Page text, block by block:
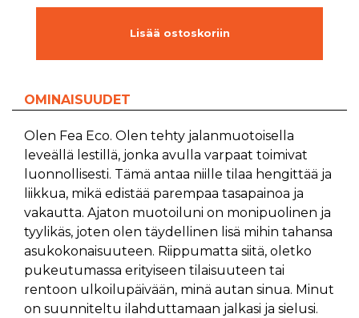
Lisää ostoskoriin
OMINAISUUDET
Olen Fea Eco. Olen tehty jalanmuotoisella
leveällä lestillä, jonka avulla varpaat toimivat
luonnollisesti. Tämä antaa niille tilaa hengittää ja
liikkua, mikä edistää parempaa tasapainoa ja
vakautta. Ajaton muotoiluni on monipuolinen ja
tyylikäs, joten olen täydellinen lisä mihin tahansa
asukokonaisuuteen. Riippumatta siitä, oletko
pukeutumassa erityiseen tilaisuuteen tai
rentoon ulkoilupäivään, minä autan sinua. Minut
on suunniteltu ilahduttamaan jalkasi ja sielusi.